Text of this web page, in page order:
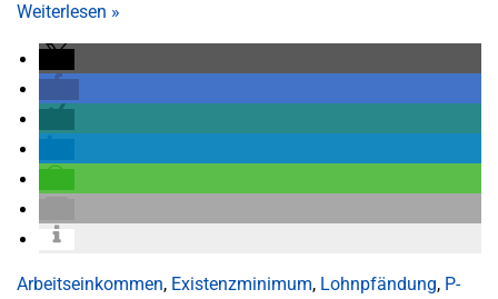
Weiterlesen »
Arbeitseinkommen, Existenzminimum, Lohnpfändung, P-